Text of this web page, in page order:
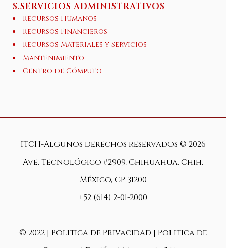
S.SERVICIOS ADMINISTRATIVOS
Recursos Humanos
Recursos Financieros
Recursos Materiales y Servicios
Mantenimiento
Centro de Cómputo
ITCH-Algunos derechos reservados © 2026
Ave. Tecnológico #2909, Chihuahua, Chih.
México, CP 31200
+52 (614) 2-01-2000
© 2022 | Politica de Privacidad | Politica de